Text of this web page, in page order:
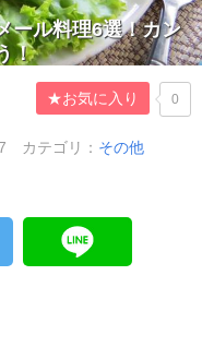
ール料理6選！カン
！
★お気に入り 0
カテゴリ： その他